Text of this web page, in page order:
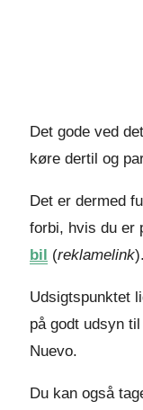
Det gode ved
køre dertil og
Det er dermed
forbi, hvis du er
bil (reklamelink).
Udsigtspunktet
på godt udsyn
Nuevo.
Du kan også